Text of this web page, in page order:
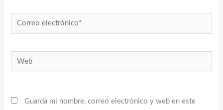
Correo
electrónico*
Web
Guarda mi nombre, correo electrónico y web en este